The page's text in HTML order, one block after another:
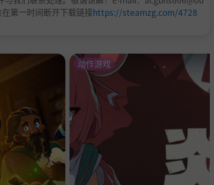
第一时间断开下载链接https://steamzg.com/4728
动作游戏